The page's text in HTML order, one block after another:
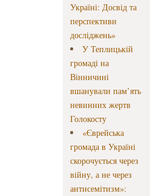
Україні: Досвід та
перспективи
досліджень»
У Теплицькій
громаді на
Вінничині
вшанували пам’ять
невинних жертв
Голокосту
«Єврейська
громада в Україні
скорочується через
війну, а не через
антисемітизм»: